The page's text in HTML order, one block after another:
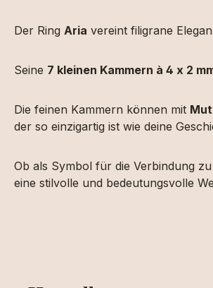
Der Ring Aria vereint filigrane
Seine 7 kleinen Kammern à 4 x 2
Die feinen Kammern können mit
der so einzigartig ist wie deine
Ob als Symbol für die Verbindung
eine stilvolle und bedeutungsvolle